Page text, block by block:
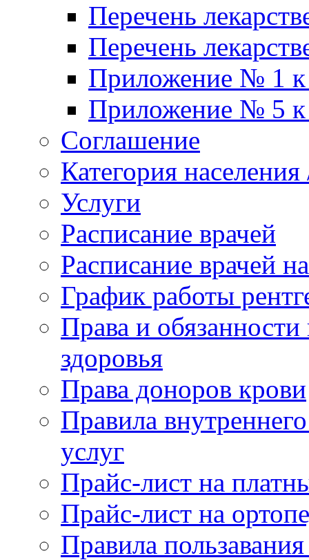
Перечень
Перечень
Приложение № 1 к
Приложение № 5 к
Соглашение
Категория
Услуги
Расписание врачей
Расписание врачей
График работы
Права и
здоровья
Права доноров крови
Правила
услуг
Прайс-лист на
Прайс-лист на
Правила